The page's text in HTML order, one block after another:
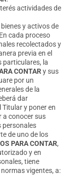
actividades de
y activos de
cada proceso
recolectados y
previa en el
particulares, la
CONTARy sus
por un
de la
dar
y poner en
a conocer sus
personales
de uno de los
PARA CONTAR,
y en
tiene
vigentes, a: